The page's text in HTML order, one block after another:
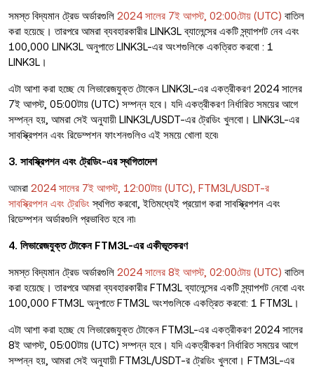
সমস্ত বিদ্যমান ট্রেড অর্ডারগুলি 2024 সালের 7ই আগস্ট, 02:00টোয় (UTC) বাতিল
করা হয়েছে। তারপরে আমরা ব্যবহারকারীর LINK3L ব্যালেন্সের একটি স্ন্যাপশট নেব এবং
100,000 LINK3L অনুপাতে LINK3L-এর অংশগুলিকে একত্রিত করবো : 1
LINK3L।
এটা আশা করা হচ্ছে যে লিভারেজযুক্ত টোকেন LINK3L-এর একত্রীকরণ 2024 সালের
7ই আগস্ট, 05:00টায় (UTC) সম্পন্ন হবে। যদি একত্রীকরণ নির্ধারিত সময়ের আগে
সম্পন্ন হয়, আমরা সেই অনুযায়ী LINK3L/USDT-এর ট্রেডিং খুলবো। LINK3L-এর
সাবস্ক্রিপশন এবং রিডেম্পশন ফাংশনগুলিও এই সময়ে খোলা হবে৷
3. সাবস্ক্রিপশন এবং ট্রেডিং-এর স্থগিতাদেশ
আমরা 2024 সালের 7ই আগস্ট, 12:00টায় (UTC), FTM3L/USDT-র
সাবস্ক্রিপশন এবং ট্রেডিং স্থগিত করবো, ইতিমধ্যেই প্রয়োগ করা সাবস্ক্রিপশন এবং
রিডেম্পশন অর্ডারগুলি প্রভাবিত হবে না৷
4. লিভারেজযুক্ত টোকেন FTM3L-এর একীভূতকরণ
সমস্ত বিদ্যমান ট্রেড অর্ডারগুলি 2024 সালের 8ই আগস্ট, 02:00টোয় (UTC) বাতিল
করা হয়েছে। তারপরে আমরা ব্যবহারকারীর FTM3L ব্যালেন্সের একটি স্ন্যাপশট নেবো এবং
100,000 FTM3L অনুপাতে FTM3L অংশগুলিকে একত্রিত করবো: 1 FTM3L।
এটা আশা করা হচ্ছে যে লিভারেজযুক্ত টোকেন FTM3L-এর একত্রীকরণ 2024 সালের
8ই আগস্ট, 05:00টায় (UTC) সম্পন্ন হবে। যদি একত্রীকরণ নির্ধারিত সময়ের আগে
সম্পন্ন হয়, আমরা সেই অনুযায়ী FTM3L/USDT-র ট্রেডিং খুলবো। FTM3L-এর